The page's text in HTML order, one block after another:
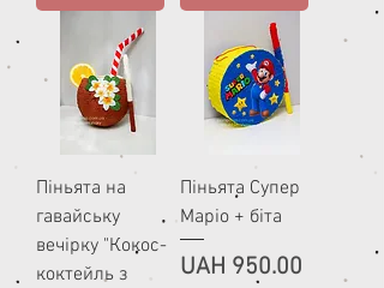
Піньята на
гавайську
вечірку "Кокос-
коктейль з
Піньята Супер
Маріо + біта
Price
UAH 950.00